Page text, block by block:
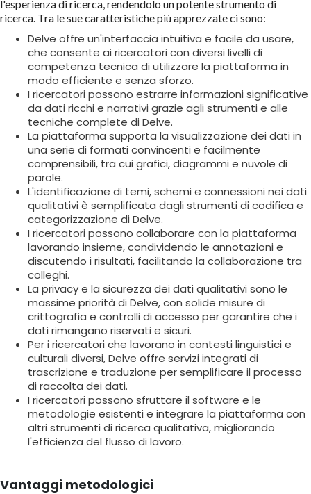
l'esperienza di ricerca, rendendolo un potente strumento di
ricerca. Tra le sue caratteristiche più apprezzate ci sono:
Delve offre un'interfaccia intuitiva e facile da usare,
che consente ai ricercatori con diversi livelli di
competenza tecnica di utilizzare la piattaforma in
modo efficiente e senza sforzo.
I ricercatori possono estrarre informazioni significative
da dati ricchi e narrativi grazie agli strumenti e alle
tecniche complete di Delve.
La piattaforma supporta la visualizzazione dei dati in
una serie di formati convincenti e facilmente
comprensibili, tra cui grafici, diagrammi e nuvole di
parole.
L'identificazione di temi, schemi e connessioni nei dati
qualitativi è semplificata dagli strumenti di codifica e
categorizzazione di Delve.
I ricercatori possono collaborare con la piattaforma
lavorando insieme, condividendo le annotazioni e
discutendo i risultati, facilitando la collaborazione tra
colleghi.
La privacy e la sicurezza dei dati qualitativi sono le
massime priorità di Delve, con solide misure di
crittografia e controlli di accesso per garantire che i
dati rimangano riservati e sicuri.
Per i ricercatori che lavorano in contesti linguistici e
culturali diversi, Delve offre servizi integrati di
trascrizione e traduzione per semplificare il processo
di raccolta dei dati.
I ricercatori possono sfruttare il software e le
metodologie esistenti e integrare la piattaforma con
altri strumenti di ricerca qualitativa, migliorando
l'efficienza del flusso di lavoro.
Vantaggi metodologici